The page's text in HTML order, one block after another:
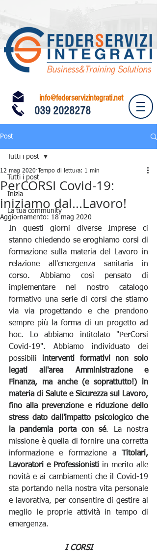
info@federservizintegrati.net
039 2028278
Post
Tutti i post
Inizia
La tua community
Tutti i post
PerCORSI Covid-19:
iniziamo dal...Lavoro!
12 mag 2020 Tempo di lettura: 1 min
Aggiornamento: 18 mag 2020
In questi giorni diverse Imprese ci
stanno chiedendo se eroghiamo corsi di
formazione sulla materia del Lavoro in
relazione all'emergenza sanitaria in
corso. Abbiamo così pensato di
implementare nel nostro catalogo
formativo una serie di corsi che stiamo
via via progettando e che prendono
sempre più la forma di un progetto ad
hoc. Lo abbiamo intitolato "PerCorsi
Covid-19". Abbiamo individuato dei
possibili interventi formativi non solo
legati all'area Amministrazione e
Finanza, ma anche (e soprattutto!) in
materia di Salute e Sicurezza sul Lavoro,
fino alla prevenzione e riduzione dello
stress dato dall'impatto psicologico che
la pandemia porta con sé. La nostra
missione è quella di fornire una corretta
informazione e formazione a
Titolari,
Lavoratori e Professionisti in merito alle
novità e ai cambiamenti che il Covid-19
sta portando nella nostra vita personale
e lavorativa, per consentire di gestire al
meglio le proprie attività in tempo di
emergenza.
I CORSI